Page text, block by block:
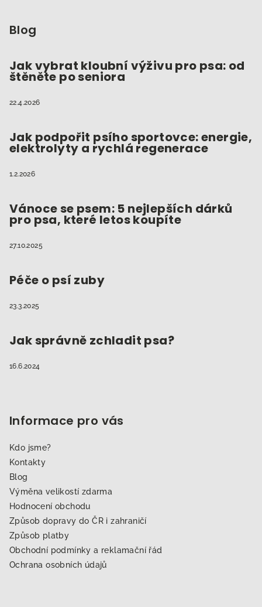
Blog
Jak vybrat kloubní výživu pro psa: od
štěněte po seniora
22.4.2026
Jak podpořit psího sportovce: energie,
elektrolyty a rychlá regenerace
1.2.2026
Vánoce se psem: 5 nejlepších dárků
pro psa, které letos koupíte
27.10.2025
Péče o psí zuby
23.3.2025
Jak správně zchladit psa?
16.6.2024
Informace pro vás
Kdo jsme?
Kontakty
Blog
Výměna velikostí zdarma
Hodnocení obchodu
Způsob dopravy do ČR i zahraničí
Způsob platby
Obchodní podmínky a reklamační řád
Ochrana osobních údajů